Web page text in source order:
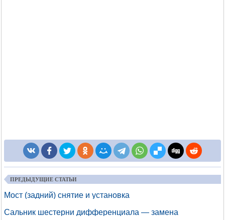
ПРЕДЫДУЩИЕ СТАТЬИ
Мост (задний) снятие и установка
Сальник шестерни дифференциала — замена